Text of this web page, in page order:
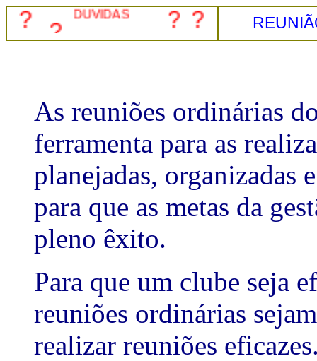
? ?
DÚVIDAS ?
As reuniões ordinárias
ferramenta para as
planejadas, organizadas
para que as metas da
pleno êxito.
Para que um clube seja
reuniões ordinárias
realizar reuniões